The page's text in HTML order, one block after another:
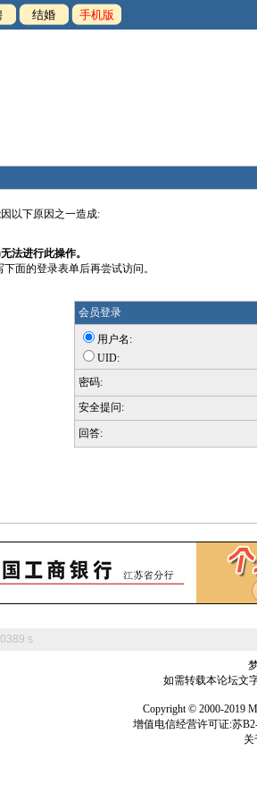
结婚 手机版
以下原因之一造成:
法进行此操作。
面的登录表单后再尝试访问。
会员登录
用户名:
UID:
密码:
安全提问:
回答:
s
如需转载本论坛文
Copyright © 2000-2019
增值电信经营许可证:苏
关